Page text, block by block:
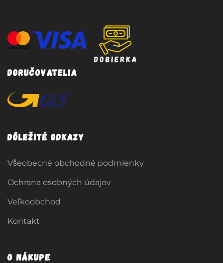
Doručovatelia
Dôležité odkazy
Všeobecné obchodné podmienky
Ochrana osobných údajov
Veľkoobchod
Kontakt
O nákupe